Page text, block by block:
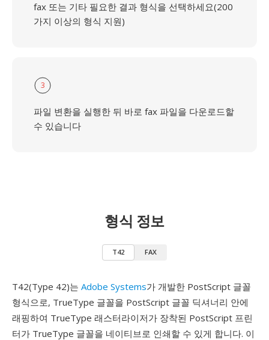
fax 또는 기타 필요한 결과 형식을 선택하세요(200
가지 이상의 형식 지원)
3
파일 변환을 실행한 뒤 바로 fax 파일을 다운로드할
수 있습니다
형식 정보
T42 FAX
T42(Type 42)는 Adobe Systems가 개발한 PostScript 글꼴
형식으로, TrueType 글꼴을 PostScript 글꼴 딕셔너리 안에
래핑하여 TrueType 래스터라이저가 장착된 PostScript 프린
터가 TrueType 글꼴을 네이티브로 인쇄할 수 있게 합니다. 이